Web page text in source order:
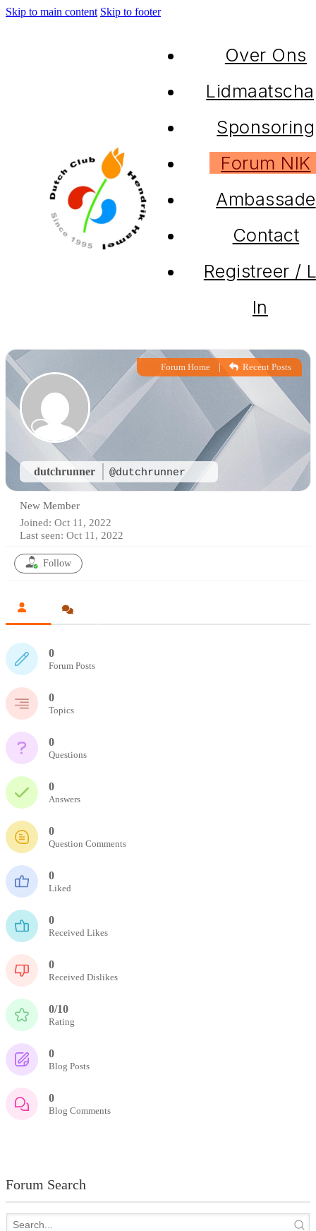
Skip to main content Skip to footer
Over Ons
Sponsoring
Forum NIK
Ambassade
Contact
Registreer /
In
dutchrunner @dutchrunner
Forum Home| Recent Posts
New Member
Joined: Oct 11, 2022
Last seen: Oct 11, 2022
Follow
0
Forum Posts
0
Topics
0
Questions
0
Answers
0
Question Comments
0
Liked
0
Received Likes
0
Received Dislikes
0/10
Rating
0
Blog Posts
0
Blog Comments
Forum Search